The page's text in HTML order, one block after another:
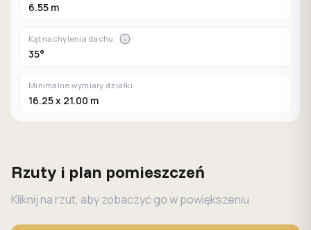
6.55 m
Kąt nachylenia dachu
35°
Minimalne wymiary działki
16.25 x 21.00 m
Rzuty i plan pomieszczeń
Kliknij na rzut, aby zobaczyć go w powiększeniu